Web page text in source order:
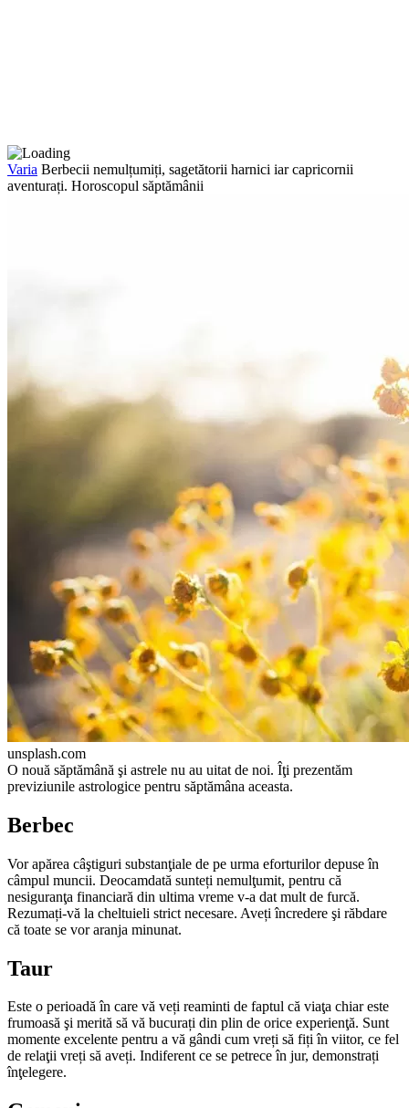
Varia Berbecii nemulțumiți, sagetătorii harnici iar capricornii
aventurați. Horoscopul săptămânii
unsplash.com
О nouă săptămână şi astrele nu au uitat de noi. Îţi prezentăm
previziunile astrologice pentru săptămâna aceasta.
Berbec
Vor apărea câştiguri substanţiale de pe urma eforturilor de­puse în
câmpul muncii. Deocamdată sunteți nemulţumit, pentru că
nesiguranţa financiară din ultima vreme v-a dat mult de furcă.
Rezumați-vă la cheltuieli strict necesare. Aveți încredere şi răbdare
că toate se vor aranja minunat.
Taur
Este o perioadă în care vă veți reaminti de faptul că viaţa chiar este
frumoasă şi merită să vă bucurați din plin de orice experienţă. Sunt
momente excelente pentru a vă gândi cum vreți să fiți în viitor, ce fel
de relaţii vreți să aveți. Indiferent ce se petrece în jur, demonstrați
înţelegere.